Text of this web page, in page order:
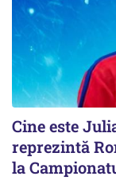
Cine este
reprezintă
la